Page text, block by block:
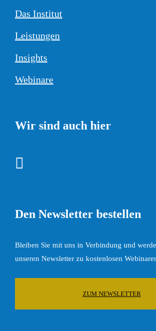
Das Institut
Leistungen
Insights
Webinare
Wir sind auch hier
Den Newsletter bestellen
Bleiben Sie mit uns in Verbindung und
unseren Newsletter zu kostenlosen
ZUM NEWSLETTER